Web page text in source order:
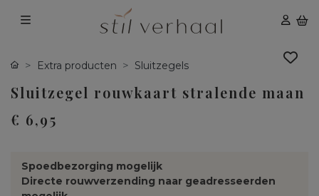
Extra producten Sluitzegels
Sluitzegel rouwkaart stralende maan
€ 6,95
Spoedbezorging mogelijk
Directe rouwverzending naar geadresseerden